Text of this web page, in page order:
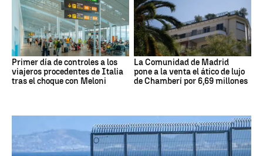
Primer día de controles a los
viajeros procedentes de Italia
tras el choque con Meloni
La Comunidad de Madrid
pone a la venta el ático de lujo
de Chamberí por 6,69 millones